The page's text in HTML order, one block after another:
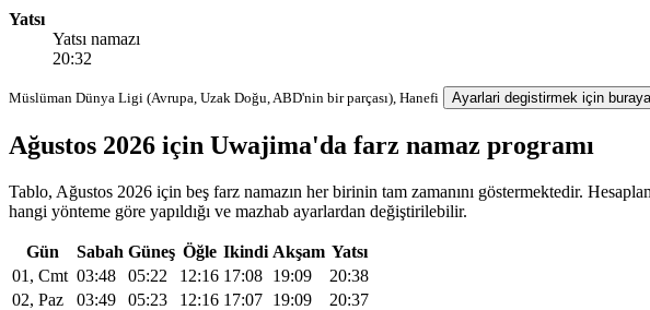
Yatsı
Yatsı namazı
20:32
Müslüman Dünya Ligi (Avrupa, Uzak Doğu, ABD'nin bir parçası), Hanefi Ayarlari degistirmek için
Ağustos 2026 için Uwajima'da farz namaz programı
Tablo, Ağustos 2026 için beş farz namazın her birinin tam zamanını göstermektedir.
hangi yönteme göre yapıldığı ve mazhab ayarlardan değiştirilebilir.
Gün Sabah Güneş Öğle Ikindi Akşam Yatsı
01, Cmt 03:48 05:22 12:16 17:08 19:09
20:38
02, Paz
03:49 05:23 12:16 17:07 19:09
20:37